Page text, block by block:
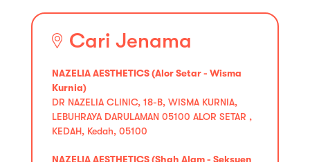
Cari Jenama
NAZELIA AESTHETICS (Alor Setar - Wisma
Kurnia)
DR NAZELIA CLINIC, 18-B, WISMA KURNIA,
LEBUHRAYA DARULAMAN 05100 ALOR SETAR ,
KEDAH, Kedah, 05100
NAZELIA AESTHETICS (Shah Alam - Seksyen